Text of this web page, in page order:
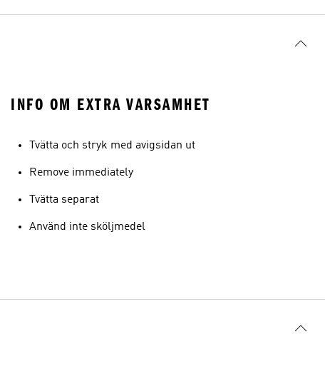
INFO OM EXTRA VARSAMHET
Tvätta och stryk med avigsidan ut
Remove immediately
Tvätta separat
Använd inte sköljmedel